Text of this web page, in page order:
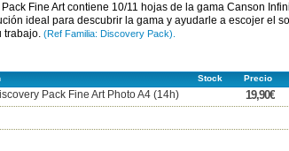
Fine Art contiene 10/11 hojas de la gama Canson
ideal para descubrir la gama y ayudarle a escojer el
trabajo. (Ref Familia: Discovery Pack).
Stock Precio
Pack Fine Art Photo A4 (14h) 19,90€